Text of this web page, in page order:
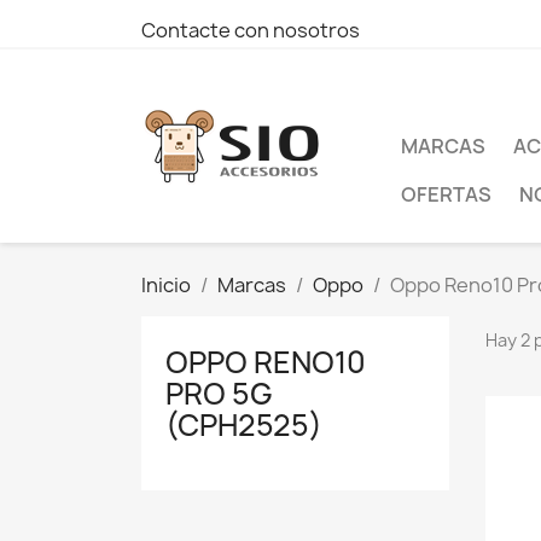
Contacte con nosotros
MARCAS
OFERTAS
Inicio Marcas Oppo Oppo Reno10
OPPO RENO10
PRO 5G
(CPH2525)
Hay 2